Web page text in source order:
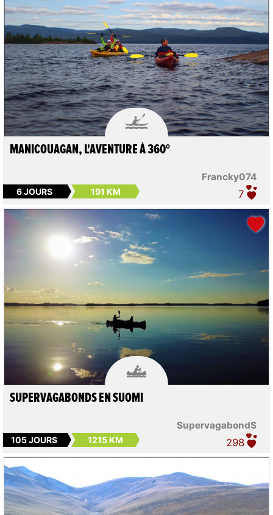

Francky074
MANICOUAGAN, L'AVENTURE À 360°
6 JOURS 191 KM 7

SupervagabondS
SUPERVAGABONDS EN SUOMI
105 JOURS 1215 KM 298